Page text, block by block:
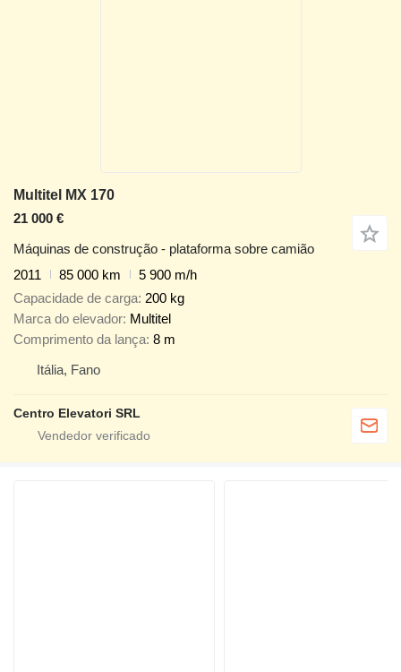
Multitel MX 170
21 000 €
Máquinas de construção - plataforma sobre camião
2011
85 000 km
5 900 m/h
Capacidade de carga 200 kg
Marca do elevador Multitel
Comprimento da lança 8 m
Itália, Fano
Centro Elevatori SRL